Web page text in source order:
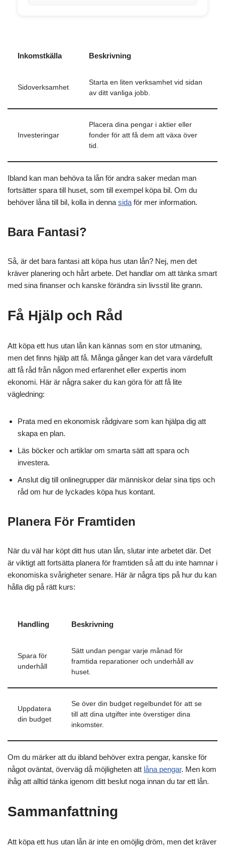
Inkomstkälla Beskrivning
Sidoverksamhet
Starta en liten verksamhet vid sidan
av ditt vanliga jobb.
Investeringar
Placera dina pengar i aktier eller
fonder för att få dem att växa över
tid.
Ibland kan man behöva ta lån för andra saker medan man
fortsätter spara till huset, som till exempel köpa bil. Om du
behöver låna till bil, kolla in denna sida för mer information.
Bara Fantasi?
Så, är det bara fantasi att köpa hus utan lån? Nej, men det
kräver planering och hårt arbete. Det handlar om att tänka smart
med sina finanser och kanske förändra sin livsstil lite grann.
Få Hjälp och Råd
Att köpa ett hus utan lån kan kännas som en stor utmaning,
men det finns hjälp att få. Många gånger kan det vara värdefullt
att få råd från någon med erfarenhet eller expertis inom
ekonomi. Här är några saker du kan göra för att få lite
vägledning:
Prata med en ekonomisk rådgivare som kan hjälpa dig att
skapa en plan.
Läs böcker och artiklar om smarta sätt att spara och
investera.
Anslut dig till onlinegrupper där människor delar sina tips och
råd om hur de lyckades köpa hus kontant.
Planera För Framtiden
När du väl har köpt ditt hus utan lån, slutar inte arbetet där. Det
är viktigt att fortsätta planera för framtiden så att du inte hamnar i
ekonomiska svårigheter senare. Här är några tips på hur du kan
hålla dig på rätt kurs:
Handling Beskrivning
Spara för
underhåll
Sätt undan pengar varje månad för
framtida reparationer och underhåll av
huset.
Uppdatera
din budget
Se över din budget regelbundet för att se
till att dina utgifter inte överstiger dina
inkomster.
Om du märker att du ibland behöver extra pengar, kanske för
något oväntat, överväg då möjligheten att låna pengar. Men kom
ihåg att alltid tänka igenom ditt beslut noga innan du tar ett lån.
Sammanfattning
Att köpa ett hus utan lån är inte en omöjlig dröm, men det kräver